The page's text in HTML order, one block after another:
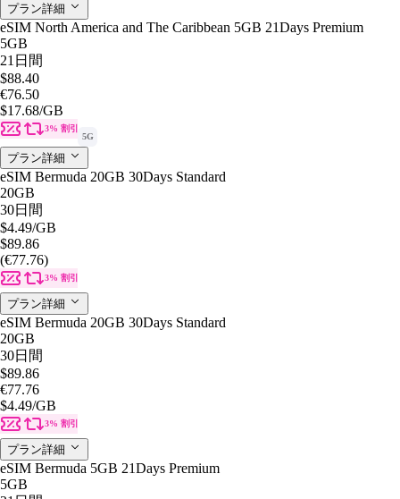
プラン詳細
eSIM North America and The Caribbean 5GB 21Days Premium
5GB
21日間
$88.40
€76.50
$17.68/GB
3% 割引
5G
プラン詳細
eSIM Bermuda 20GB 30Days Standard
20GB
30日間
$4.49/GB
$89.86
(€77.76)
3% 割引
プラン詳細
eSIM Bermuda 20GB 30Days Standard
20GB
30日間
$89.86
€77.76
$4.49/GB
3% 割引
プラン詳細
eSIM Bermuda 5GB 21Days Premium
5GB